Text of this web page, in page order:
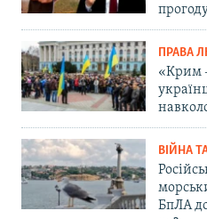
ПРАВА
«Крим
ВІЙНА
БпЛА